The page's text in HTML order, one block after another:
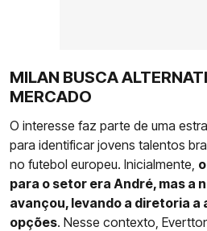
MILAN BUSCA
MERCADO
O interesse faz parte de uma
para identificar jovens talentos
no futebol europeu. Inicialmente,
para o setor era André, mas a
avançou, levando a diretoria a
opções. Nesse contexto,